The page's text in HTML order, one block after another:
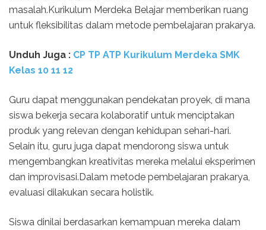
masalah.Kurikulum Merdeka Belajar memberikan ruang
untuk fleksibilitas dalam metode pembelajaran prakarya.
Unduh Juga : CP TP ATP Kurikulum Merdeka SMK
Kelas 10 11 12
Guru dapat menggunakan pendekatan proyek, di mana
siswa bekerja secara kolaboratif untuk menciptakan
produk yang relevan dengan kehidupan sehari-hari.
Selain itu, guru juga dapat mendorong siswa untuk
mengembangkan kreativitas mereka melalui eksperimen
dan improvisasi.Dalam metode pembelajaran prakarya,
evaluasi dilakukan secara holistik.
Siswa dinilai berdasarkan kemampuan mereka dalam